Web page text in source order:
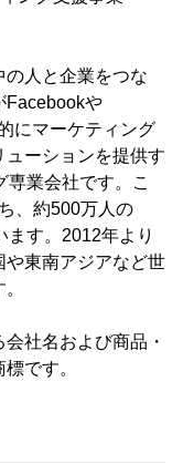
の人と企業をつな
Facebookや
にマーケティング
ーションを提供す
専業会社です。こ
、約500万人の
す。2012年より
や東南アジアなど世
社名および商品・
です。